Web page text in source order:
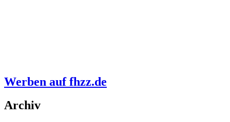
Werben auf fhzz.de
Archiv